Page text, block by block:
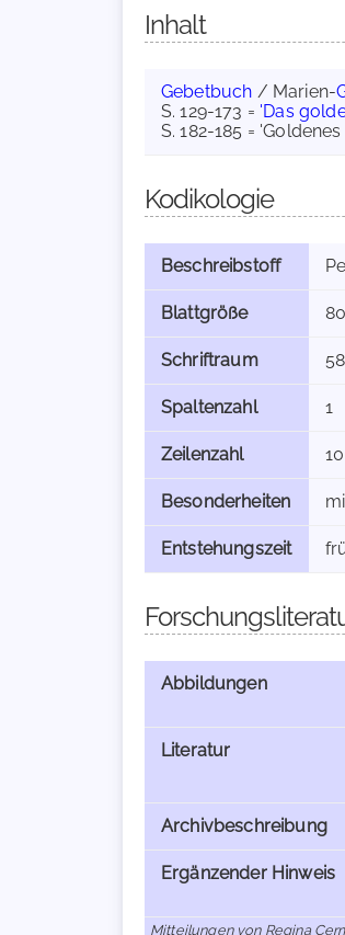
Inhalt
Gebetbuch / Marien-
S. 129-173 = 'Das
S. 182-185 =
Kodikologie
Beschreibstoff
Blattgröße
Schriftraum
Spaltenzahl 1
Zeilenzahl 10
Besonderheiten
Entstehungszeit
Abbildungen
Literatur
Archivbeschreibung
Ergänzender Hinweis
Mitteilungen von Regina